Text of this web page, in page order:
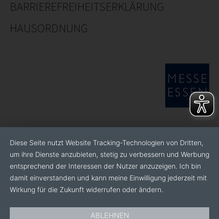
anspruchsvolle Objekte.
Ein Italienisches Sprichwort sagt: Vertrauen muss man
BARRIEREFREIHEITSERKLÄRUNG
HAUSORDNUNG
Diese Seite nutzt Website Tracking-Technologien von Dritten,
um ihre Dienste anzubieten, stetig zu verbessern und Werbung
entsprechend der Interessen der Nutzer anzuzeigen. Ich bin
damit einverstanden und kann meine Einwilligung jederzeit mit
Wirkung für die Zukunft widerrufen oder ändern.
ABLEHNEN